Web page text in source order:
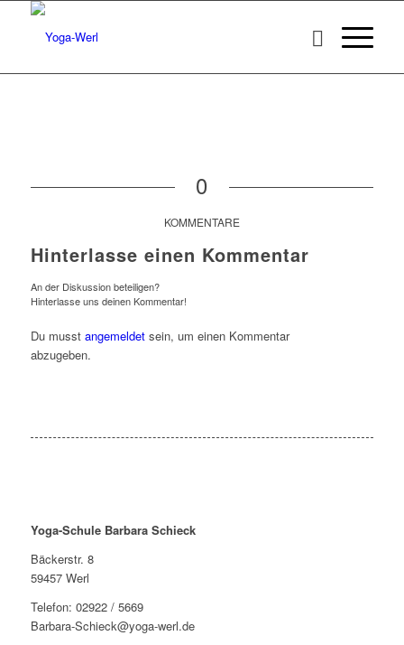
0
KOMMENTARE
Hinterlasse einen Kommentar
An der Diskussion beteiligen?
Hinterlasse uns deinen Kommentar!
Du musst angemeldetsein, um einen Kommentar
abzugeben.
Yoga-Schule Barbara Schieck
Bäckerstr. 8
59457 Werl
Telefon: 02922 / 5669
Barbara-Schieck@yoga-werl.de